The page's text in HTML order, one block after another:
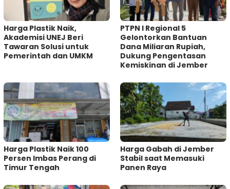
Harga Plastik Naik,
Akademisi UNEJ Beri
Tawaran Solusi untuk
Pemerintah dan UMKM
PTPN I Regional 5
Gelontorkan Bantuan
Dana Miliaran Rupiah,
Dukung Pengentasan
Kemiskinan di Jember
Harga Plastik Naik 100
Persen Imbas Perang di
Timur Tengah
Harga Gabah di Jember
Stabil saat Memasuki
Panen Raya